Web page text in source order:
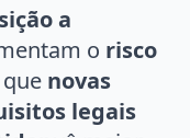
a
o risco
novas
legais